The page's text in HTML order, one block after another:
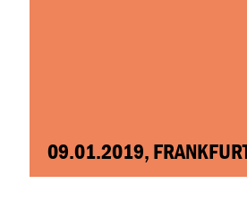
09.01.2019,